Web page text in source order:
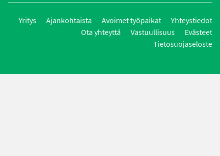
Yritys Ajankohtaista Avoimet työpaikat
Yhteystiedot
Ota yhteyttä
Vastuullisuus
Evästeet
Tietosuojaseloste